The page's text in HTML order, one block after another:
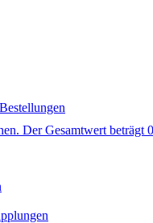
Bestellungen
Der Gesamtwert beträgt